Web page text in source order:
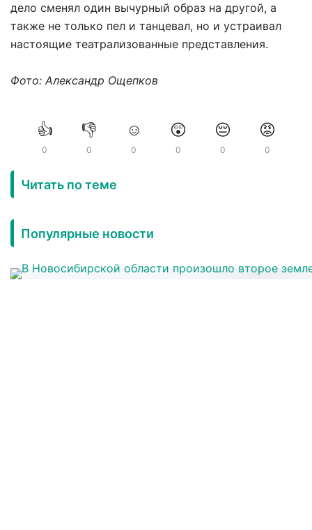
дело сменял один вычурный образ на другой, а
также не только пел и танцевал, но и устраивал
настоящие театрализованные представления.
Фото: Александр Ощепков
👍
0
👎
0
☺️
0
😲
0
😔
0
😡
0
Читать по теме
Популярные новости